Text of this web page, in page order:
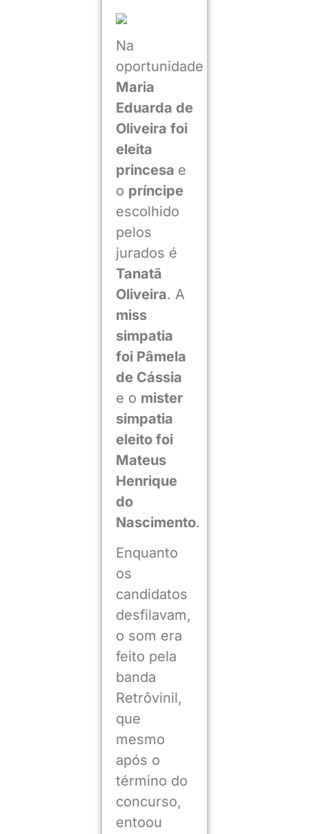
Na
oportunidade
Maria
Eduarda de
Oliveira foi
eleita
princesa e
o príncipe
escolhido
pelos
jurados é
Tanatã
Oliveira. A
miss
simpatia
foi Pâmela
de Cássia
e o mister
simpatia
eleito foi
Mateus
Henrique
do
Nascimento.
Enquanto
os
candidatos
desfilavam,
o som era
feito pela
banda
Retrôvinil,
que
mesmo
após o
término do
concurso,
entoou